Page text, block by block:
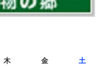
木 金
土